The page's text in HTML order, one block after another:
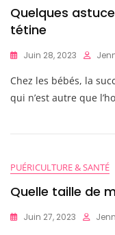
Quelques
tétine
Juin 28, 2023
Chez les bébés, la
qui n’est autre que
PUÉRICULTURE & SANTÉ
Quelle taille de
Juin 27, 2023